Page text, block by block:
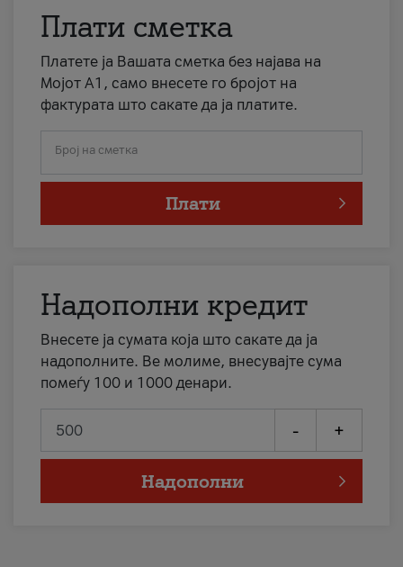
Плати сметка
Платете ја Вашата сметка без најава на
Мојот А1, само внесете го бројот на
фактурата што сакате да ја платите.
Број на сметка
Плати
Надополни кредит
Внесете ја сумата која што сакате да ја
надополните. Ве молиме, внесувајте сума
помеѓу 100 и 1000 денари.
- +
Надополни